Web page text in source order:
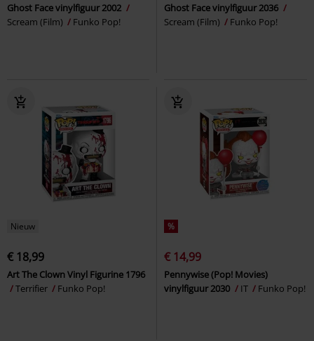
Ghost Face vinylfiguur 2002
Scream (Film)
Funko Pop!
Ghost Face vinylfiguur 2036
Scream (Film)
Funko Pop!
Nieuw
€ 18,99
Art The Clown Vinyl Figurine 1796
Terrifier
Funko Pop!
%
€ 14,99
Pennywise (Pop! Movies)
vinylfiguur 2030
IT Funko Pop!